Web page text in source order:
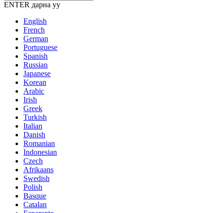
ENTER дарна уу
English
French
German
Portuguese
Spanish
Russian
Japanese
Korean
Arabic
Irish
Greek
Turkish
Italian
Danish
Romanian
Indonesian
Czech
Afrikaans
Swedish
Polish
Basque
Catalan